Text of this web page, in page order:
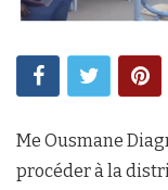
Me Ousmane
procéder à la